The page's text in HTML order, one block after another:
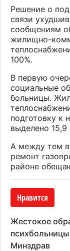
Решение о
связи
сообщениям
жилищно-
100%.
В первую
социальные
больницы.
подготовку к
выделено
А между тем в
ремонт
районе
Нравится
Жестокое
Минздрав